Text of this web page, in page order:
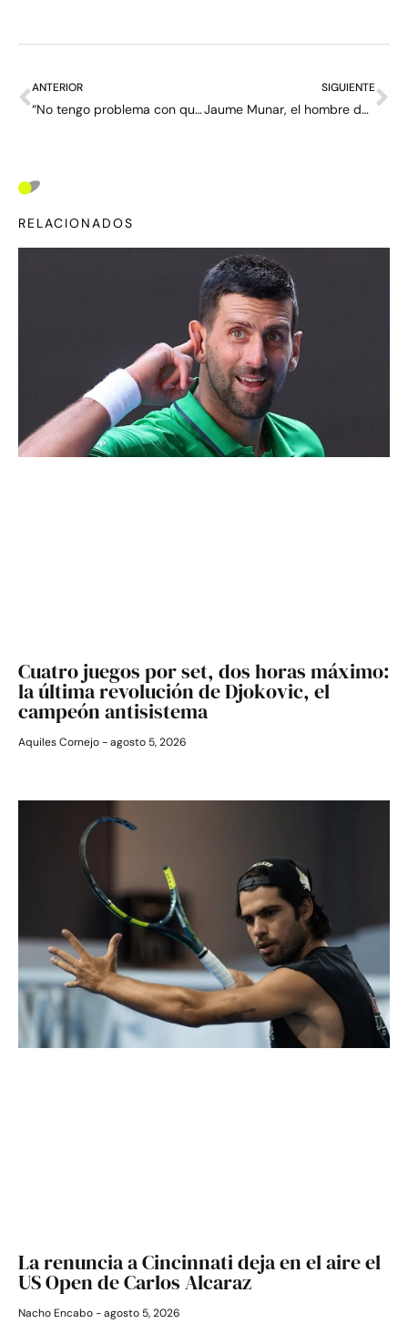
ANTERIOR
“No tengo problema con que lleguen los Saudíes mientras haya más dinero” – entrevista con Tomás Etcheverry
SIGUIENTE
Jaume Munar, el hombre de los finales polémicos: “Se pierde la caballerosidad”
RELACIONADOS
Cuatro juegos por set, dos horas máximo:
la última revolución de Djokovic, el
campeón antisistema
Aquiles Cornejo agosto 5, 2026
La renuncia a Cincinnati deja en el aire el
US Open de Carlos Alcaraz
Nacho Encabo agosto 5, 2026